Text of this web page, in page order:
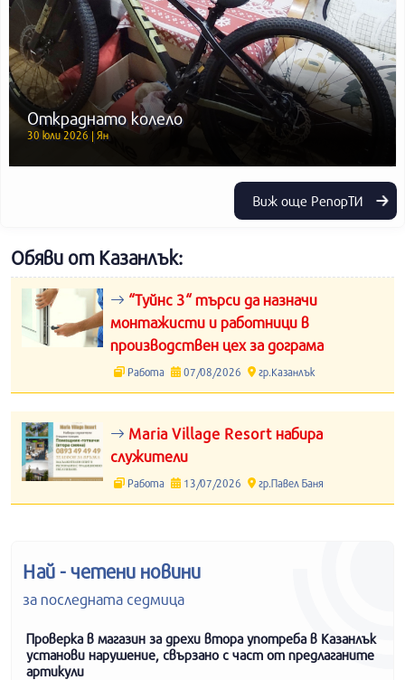
Откраднато колело
30 юли 2026 | Ян
Виж още РепорТИ
Обяви от Казанлък:
“Туйнс 3“ търси да назначи
монтажисти и работници в
производствен цех за дограма
Работа 07/08/2026 гр.Казанлък
Maria Village Resort набира
служители
Работа 13/07/2026 гр.Павел Баня
Най - четени новини
за последната седмица
Проверка в магазин за дрехи втора употреба в Казанлък
установи нарушение, свързано с част от предлаганите
артикули